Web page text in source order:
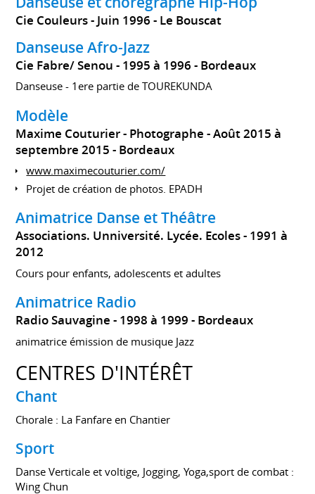
Cie Couleurs Juin 1996 Le Bouscat
Danseuse Afro-Jazz
Cie Fabre/ Senou 1995 à 1996 Bordeaux
Danseuse - 1ere partie de TOUREKUNDA
Modèle
Maxime Couturier - Photographe
Août 2015 à
septembre 2015 Bordeaux
www.maximecouturier.com/
Projet de création de photos. EPADH
Animatrice Danse et Théâtre
Associations. Unniversité. Lycée. Ecoles
1991 à
2012
Cours pour enfants, adolescents et adultes
Animatrice Radio
Radio Sauvagine 1998 à 1999 Bordeaux
animatrice émission de musique Jazz
CENTRES D'INTÉRÊT
Chant
Chorale : La Fanfare en Chantier
Sport
Danse Verticale et voltige, Jogging, Yoga,sport de combat :
Wing Chun